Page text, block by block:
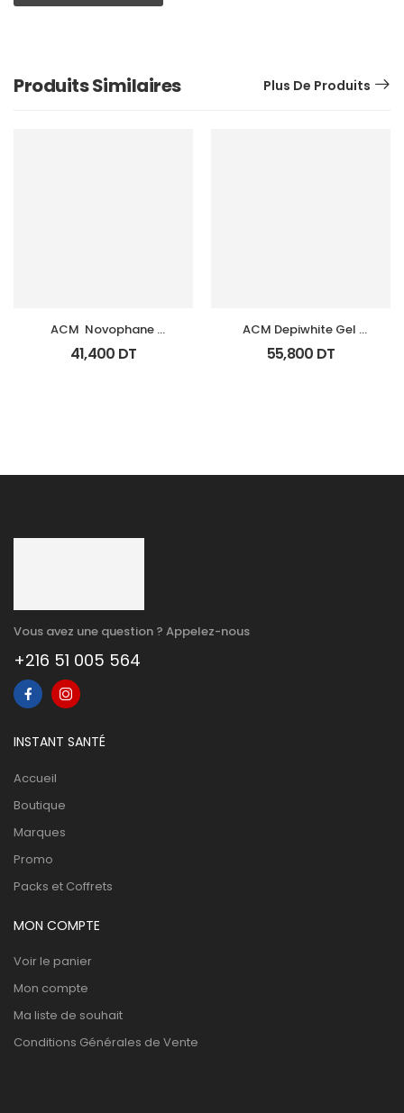
Produits Similaires Plus De Produits
ACM  Novophane
Shampooing Energisant
Fl 200Ml
41,400 DT
ACM Depiwhite Gel
Contour Yeux Tb 15Ml
55,800 DT
Vous avez une question ? Appelez-nous
+216 51 005 564
INSTANT SANTÉ
Accueil
Boutique
Marques
Promo
Packs et Coffrets
MON COMPTE
Voir le panier
Mon compte
Ma liste de souhait
Conditions Générales de Vente